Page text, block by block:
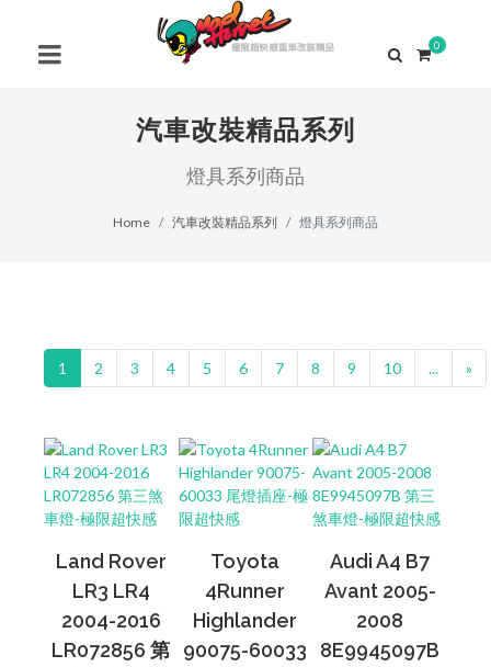
0
汽車改裝精品系列
燈具系列商品
Home 汽車改裝精品系列 燈具系列商品
1 2 3 4 5 6 7 8 9 10 ... »
Land Rover
LR3 LR4
2004-2016
LR072856 第
Toyota
4Runner
Highlander
90075-60033
Audi A4 B7
Avant 2005-
2008
8E9945097B